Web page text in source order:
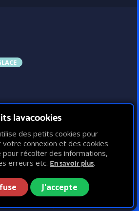
50
Défense
25
Vitesse
lavacookies
des petits cookies pour
votre connexion et des cookies
pour récolter des informations,
erreurs etc. En savoir plus.
J'accepte